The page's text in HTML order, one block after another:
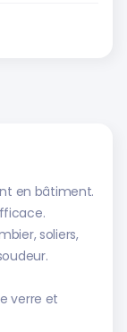
en bâtiment.
soliers,
verre et